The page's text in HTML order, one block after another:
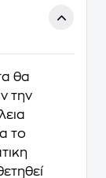
θα
την
το